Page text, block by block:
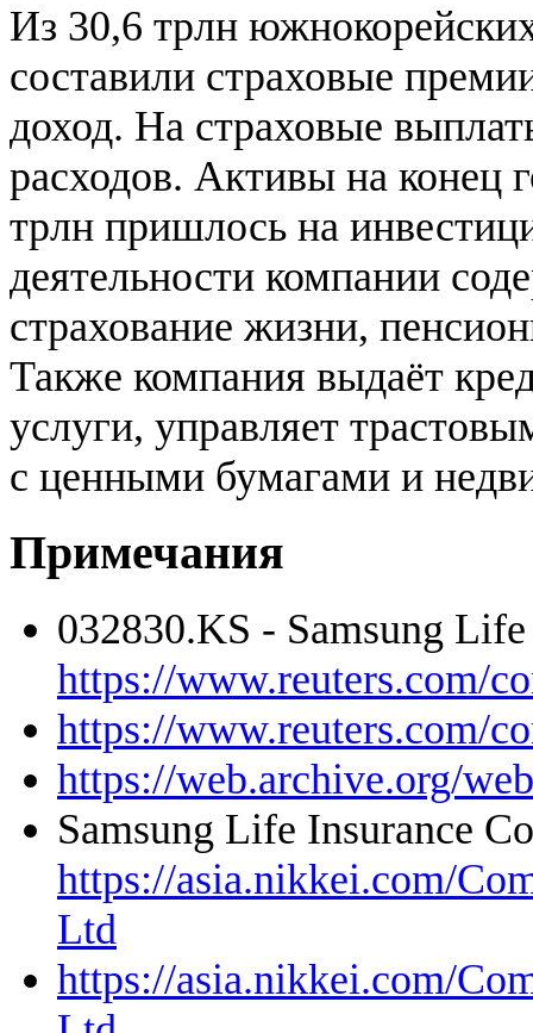
Из 30,6 трлн
составили страховые
доход. На страховые
расходов. Активы на конец
трлн пришлось на
деятельности компании
страхование жизни,
Также компания выдаёт
услуги, управляет
с ценными бумагами и
Примечания
032830.KS - Samsung
https://www.reuters.com/
https://www.reuters.com/
https://web.archive.org/
Samsung Life Insurance
https://asia.nikkei.com/
Ltd
https://asia.nikkei.com/